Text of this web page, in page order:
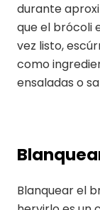
durante
que el brócoli
vez listo,
como
ensaladas o
Blanquear el